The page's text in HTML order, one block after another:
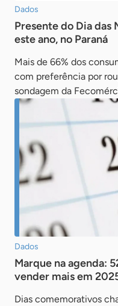
Dados
Presente do Dia das
este ano, no Paraná
Mais de 66% dos
com preferência por
sondagem da
Dados
Marque na agenda:
vender mais em
Dias comemorativos